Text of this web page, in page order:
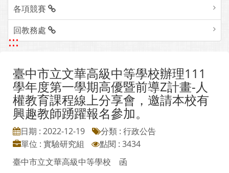
各項競賽
回教務處
:::
臺中市立文華高級中等學校辦理111
學年度第一學期高優暨前導Z計畫-人
權教育課程線上分享會，邀請本校有
興趣教師踴躍報名參加。
日期 : 2022-12-19
分類 : 行政公告
單位 : 實驗研究組
點閱 : 3434
臺中市立文華高級中等學校 函